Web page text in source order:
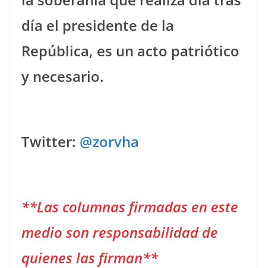
día el presidente de la
República, es un acto patriótico
y necesario.
Twitter: @zorvha
**Las columnas firmadas en este
medio son responsabilidad de
quienes las firman**